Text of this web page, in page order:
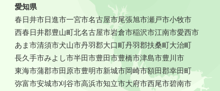
愛知県
春日井市日進市一宮市名古屋市尾張旭市瀬戸市小牧市
西春日井郡豊山町北名古屋市岩倉市稲沢市江南市愛西市
あま市清須市犬山市丹羽郡大口町丹羽郡扶桑町大治町
長久手市みよし市半田市豊田市豊橋市津島市豊川市
東海市蒲郡市田原市豊明市新城市岡崎市額田郡幸田町
弥富市安城市刈谷市高浜市知立市大府市西尾市碧南市